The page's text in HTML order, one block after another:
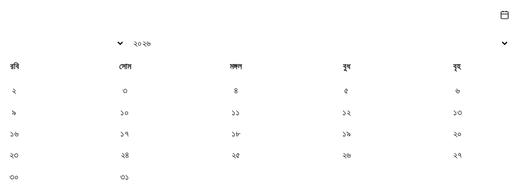
রবি সোম মঙ্গল বুধ বৃহ
২ ৩ ৪ ৫ ৬
৯ ১০ ১১ ১২ ১৩
১৬ ১৭ ১৮ ১৯ ২০
২৩ ২৪ ২৫ ২৬ ২৭
৩০ ৩১